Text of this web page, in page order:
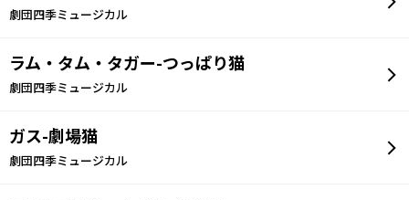
劇団四季ミュージカル
ラム・タム・タガー-つっぱり猫
劇団四季ミュージカル
ガス-劇場猫
劇団四季ミュージカル